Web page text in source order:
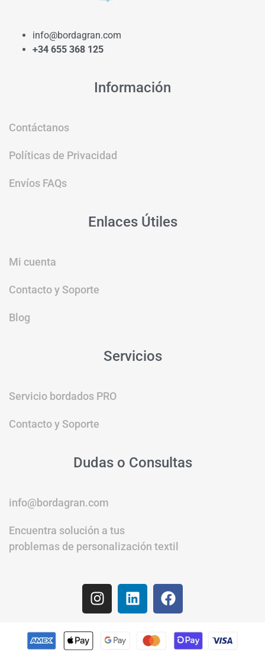
info@bordagran.com
+34 655 368 125
Información
Contáctanos
Políticas de Privacidad
Envíos FAQs
Enlaces Útiles
Mi cuenta
Contacto y Soporte
Blog
Servicios
Servicio bordados PRO
Contacto y Soporte
Dudas o Consultas
info@bordagran.com
Encuentra solución a tus
problemas de personalización textil